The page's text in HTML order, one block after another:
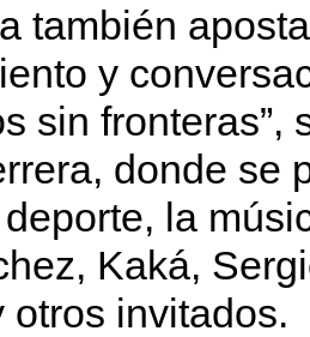
también
y
sin
donde se
la
Kaká,
otros invitados.